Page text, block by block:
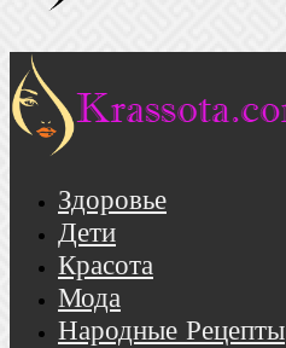
Здоровье
Дети
Красота
Мода
Народные Рецепты